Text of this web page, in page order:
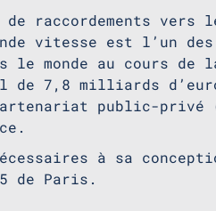
de raccordements vers
vitesse est l’un
monde au cours de
de 7,8 milliards
public-privé
à sa
de Paris.